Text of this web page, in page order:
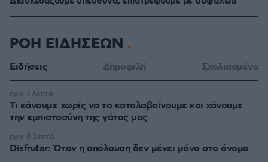
ΡΟΗ ΕΙΔΗΣΕΩΝ
Ειδήσεις Δημοφιλή Σχολιασμένα
Τι κάνουμε χωρίς να το καταλαβαίνουμε και χάνουμε
την εμπιστοσύνη της γάτας μας
πριν 7 λεπτά
Disfrutar: Όταν η απόλαυση δεν μένει μόνο στο όνομα
πριν 8 λεπτά